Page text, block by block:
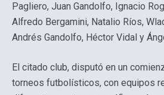
Pagliero, Juan Gandolfo, Ignacio
Alfredo Bergamini, Natalio Ríos,
Andrés Gandolfo, Héctor Vidal y
El citado club, disputó en un
torneos futbolísticos, con equipos